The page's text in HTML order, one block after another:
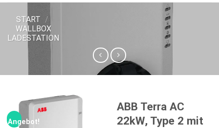
START /
WALLBOX
LADESTATION
Angebot!
ABB Terra AC
22kW, Type 2 mit